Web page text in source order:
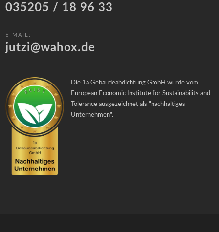
035205 / 18 96 33
E-MAIL:
jutzi@wahox.de
Die 1a Gebäudeabdichtung GmbH wurde vom
European Economic Institute for Sustainability and
Tolerance ausgezeichnet als "nachhaltiges
Unternehmen".